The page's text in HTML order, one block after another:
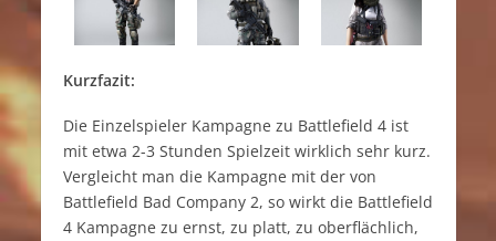
Kurzfazit:
Die Einzelspieler Kampagne zu Battlefield 4 ist
mit etwa 2-3 Stunden Spielzeit wirklich sehr kurz.
Vergleicht man die Kampagne mit der von
Battlefield Bad Company 2, so wirkt die Battlefield
4 Kampagne zu ernst, zu platt, zu oberflächlich,